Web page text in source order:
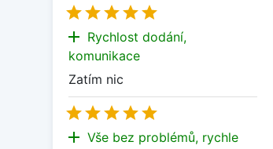

add Rychlost dodání,
komunikace
Zatím nic

add Vše bez problémů, rychle